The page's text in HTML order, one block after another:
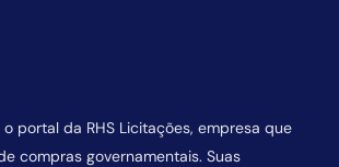
portal da RHS Licitações, empresa que
compras governamentais. Suas